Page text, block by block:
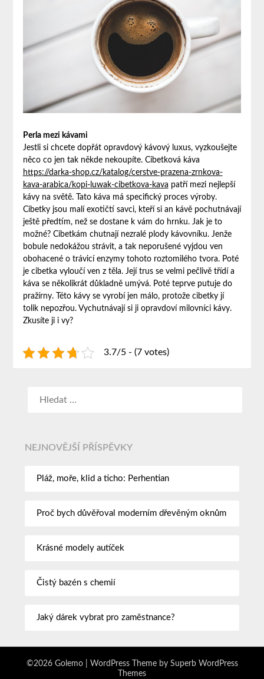
Perla mezi kávami
Jestli si chcete dopřát opravdový kávový luxus, vyzkoušejte
něco co jen tak někde nekoupíte. Cibetková káva
https://darka-shop.cz/katalog/cerstve-prazena-zrnkova-
kava-arabica/kopi-luwak-cibetkova-kava patří mezi nejlepší
kávy na světě. Tato káva má specifický proces výroby.
Cibetky jsou malí exotičtí savci, kteří si an kávě pochutnávají
ještě předtím, než se dostane k vám do hrnku. Jak je to
možné? Cibetkám chutnají nezralé plody kávovníku. Jenže
bobule nedokážou strávit, a tak neporušené vyjdou ven
obohacené o trávicí enzymy tohoto roztomilého tvora. Poté
je cibetka vyloučí ven z těla. Její trus se velmi pečlivě třídí a
káva se několikrát důkladně umývá. Poté teprve putuje do
pražírny. Této kávy se vyrobí jen málo, protože cibetky jí
tolik nepozřou. Vychutnávají si ji opravdoví milovníci kávy.
Zkusíte ji i vy?
3.7/5 - (7 votes)
NEJNOVĚJŠÍ PŘÍSPĚVKY
Pláž, moře, klid a ticho: Perhentian
Proč bych důvěřoval moderním dřevěným oknům
Krásné modely autíček
Čistý bazén s chemií
Jaký dárek vybrat pro zaměstnance?
©2026 Golemo | WordPress Theme by Superb WordPress
Themes